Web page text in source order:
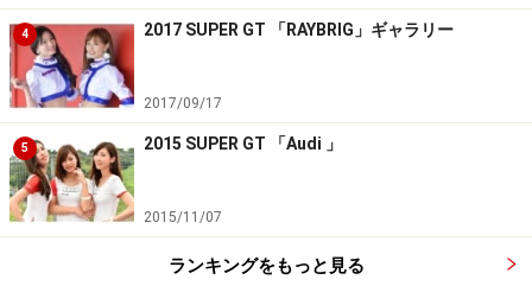
4 2017 SUPER GT 「RAYBRIG」ギャラリー
2017/09/17
5 2015 SUPER GT 「Audi 」
2015/11/07
ランキングをもっと見る